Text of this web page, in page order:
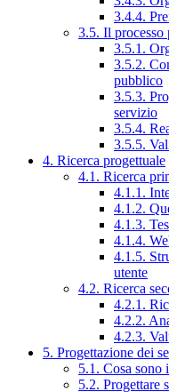
3.4.4.
3.5. Il processo
3.5.1.
3.5.2.
pubblico
3.5.3.
servizio
3.5.4.
3.5.5.
4. Ricerca progettuale
4.1. Ricerca
4.1.1.
4.1.2.
4.1.3.
4.1.4.
4.1.5.
utente
4.2. Ricerca
4.2.1.
4.2.2.
4.2.3.
5. Progettazione dei
5.1. Cosa sono
5.2. Progettare